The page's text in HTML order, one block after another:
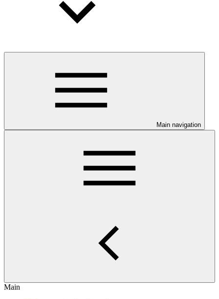
Main navigation
Main